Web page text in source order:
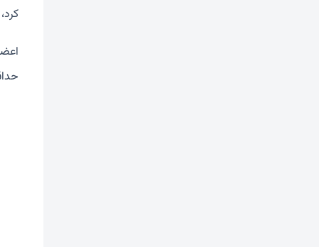
کرد، پلک
حداقل 5 روز پس از درمان رعایت کنند.